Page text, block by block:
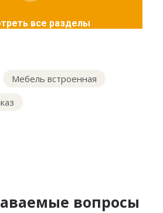
все разделы
Мебель встроенная
вопросы